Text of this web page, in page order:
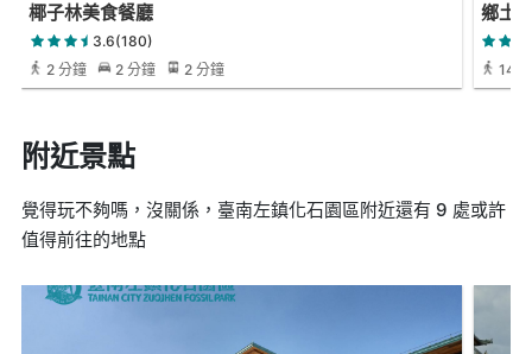
椰子林美食餐廳
3.6(180)
2 分鐘
2 分鐘 2 分鐘
鄉土
14
附近景點
覺得玩不夠嗎，沒關係，臺南左鎮化石園區附近還有 9 處或許
值得前往的地點